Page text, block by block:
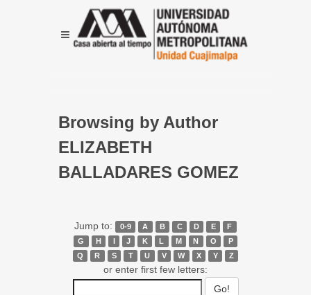
Browsing by Author
ELIZABETH
BALLADARES GOMEZ
Jump to: 0-9 A B C D E
F
G
H I J K L M N O
P
Q
R S T U V W X Y Z
or enter first few letters: